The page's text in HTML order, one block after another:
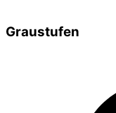
Graustufen